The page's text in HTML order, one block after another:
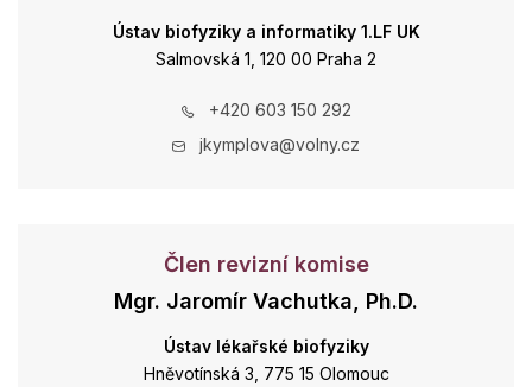
Ústav biofyziky a informatiky 1.LF UK
Salmovská 1, 120 00 Praha 2
+420 603 150 292
jkymplova@volny.cz
Člen revizní komise
Mgr. Jaromír Vachutka, Ph.D.
Ústav lékařské biofyziky
Hněvotínská 3, 775 15 Olomouc